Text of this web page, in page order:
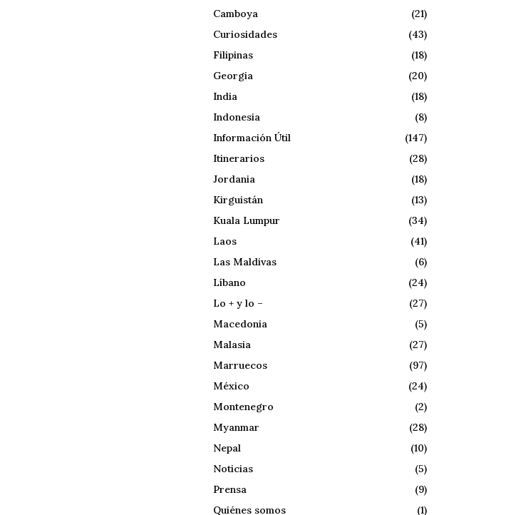
Camboya
(21)
Curiosidades
(43)
Filipinas
(18)
Georgia
(20)
India
(18)
Indonesia
(8)
Información Útil
(147)
Itinerarios
(28)
Jordania
(18)
Kirguistán
(13)
Kuala Lumpur
(34)
Laos
(41)
Las Maldivas
(6)
Líbano
(24)
Lo + y lo –
(27)
Macedonia
(5)
Malasia
(27)
Marruecos
(97)
México
(24)
Montenegro
(2)
Myanmar
(28)
Nepal
(10)
Noticias
(5)
Prensa
(9)
Quiénes somos
(1)